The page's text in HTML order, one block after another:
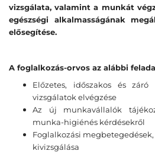
vizsgálata, valamint a munkát
egészségi alkalmasságának
elősegítése.
A foglalkozás-orvos az alábbi
Előzetes, időszakos és
vizsgálatok elvégzése
Az új munkavállalók
munka-higiénés kérdésekről
Foglalkozási
kivizsgálása